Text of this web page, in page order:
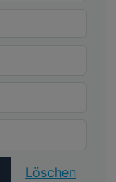
Löschen